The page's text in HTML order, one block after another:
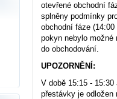
otevřené obchodní
splněny podmínky
obchodní fáze
pokyn nebylo možné
do obchodování.
UPOZORNĚNÍ:
V době 15:15 -
přestávky je odložen